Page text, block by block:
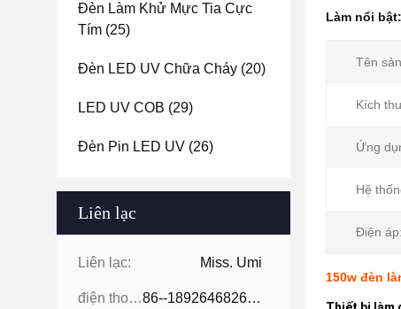
Đèn Làm Khử Mực Tia Cực
Tím (25)
Đèn LED UV Chữa Cháy (20)
LED UV COB (29)
Đèn Pin LED UV (26)
Liên lạc
Liên lạc: Miss. Umi
điện thoại: 86--18926468268-15989898006
Làm nổi bật:
Tên
Kích
Ứng
Hệ
Điện áp:
150w đèn